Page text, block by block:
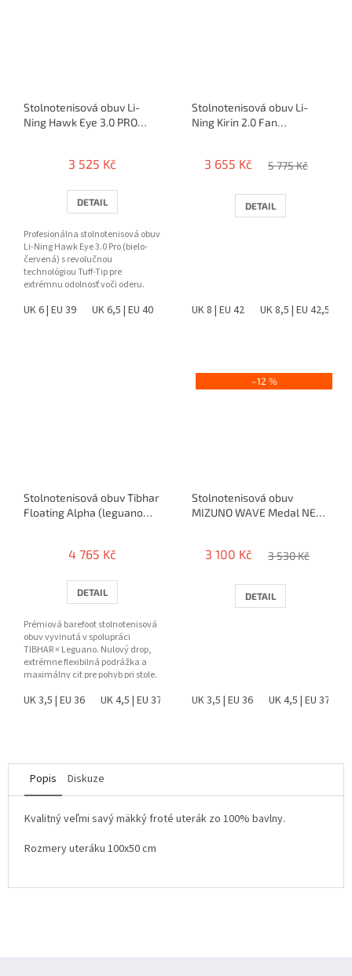
Stolnotenisová obuv Li-
Ning Hawk Eye 3.0 PRO
3 525 Kč
DETAIL
Profesionálna stolnotenisová obuv
Li-Ning Hawk Eye 3.0 Pro (bielo-
červená) s revolučnou
technológiou Tuff-Tip pre
extrémnu odolnosť voči oderu.
UK 6 | EU 39 UK 6,5 | EU 40 UK 7,5 | EU 41 UK 8 | EU 42 UK 8,5 |
Stolnotenisová obuv Li-
Ning Kirin 2.0 Fan
3 655 Kč 5 775 Kč
DETAIL
UK 8 | EU 42 UK 8,5 | EU 42,5
Stolnotenisová obuv Tibhar
Floating Alpha (leguano
4 765 Kč
DETAIL
Prémiová barefoot stolnotenisová
obuv vyvinutá v spolupráci
TIBHAR × Leguano. Nulový drop,
extrémne flexibilná podrážka a
maximálny cit pre pohyb pri stole.
UK 3,5 | EU 36 UK 4,5 | EU 37 UK 5 | EU 38 UK 6 | EU 39 UK 6,5 |
–12 %
Stolnotenisová obuv
MIZUNO WAVE Medal NEO
3 100 Kč 3 530 Kč
DETAIL
UK 3,5 | EU 36 UK 4,5 | EU 37
Popis Diskuze
Kvalitný veľmi savý mäkký froté uterák zo 100% bavlny.
Rozmery uteráku 100x50 cm